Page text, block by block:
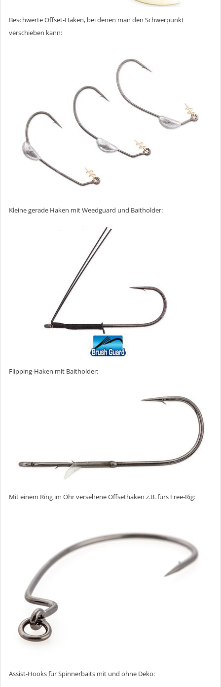
Beschwerte Offset-Haken, bei denen man den Schwerpunkt
verschieben kann:
Kleine gerade Haken mit Weedguard und Baitholder:
Flipping-Haken mit Baitholder:
Mit einem Ring im Öhr versehene Offsethaken z.B. fürs Free-Rig:
Assist-Hooks für Spinnerbaits mit und ohne Deko: